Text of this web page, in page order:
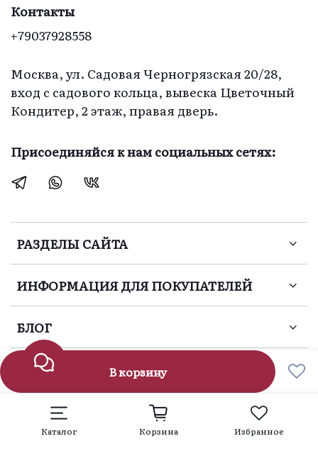
В корзину
необычно  и
изысканно и со
изюминкой».
создателей этого
множество
РАЗДЕЛЫ САЙТА
ИНФОРМАЦИЯ ДЛЯ ПОКУПАТЕЛЕЙ
БЛОГ
Контакты
+79037928558
Москва, ул. Садовая Черногрязская 20/28,
вход с садового кольца, вывеска Цветочный
Кондитер, 2 этаж, правая дверь.
Присоединяйся к нам социальных сетях:
Цветочный Кондитер 2020 - 2025 г.
Каталог Корзина Избранное